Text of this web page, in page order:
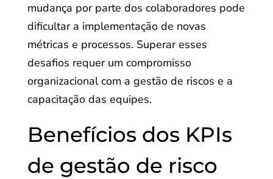
mudança por parte dos colaboradores pode
dificultar a implementação de novas
métricas e processos. Superar esses
desafios requer um compromisso
organizacional com a gestão de riscos e a
capacitação das equipes.
Benefícios dos KPIs
de gestão de risco